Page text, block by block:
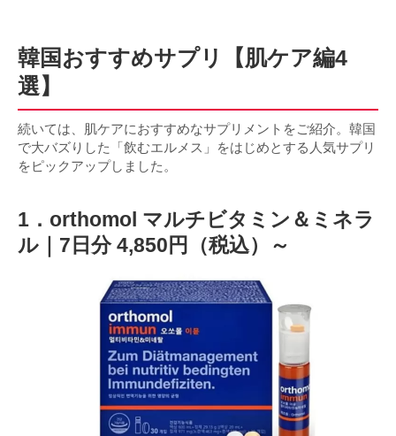
韓国おすすめサプリ【肌ケア編4
選】
続いては、肌ケアにおすすめなサプリメントをご紹介。韓国
で大バズりした「飲むエルメス」をはじめとする人気サプリ
をピックアップしました。
1．orthomol マルチビタミン＆ミネラ
ル｜7日分 4,850円（税込）～